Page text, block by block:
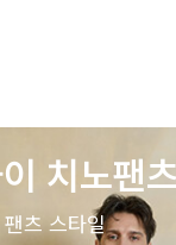
치노팬
츠 스타일